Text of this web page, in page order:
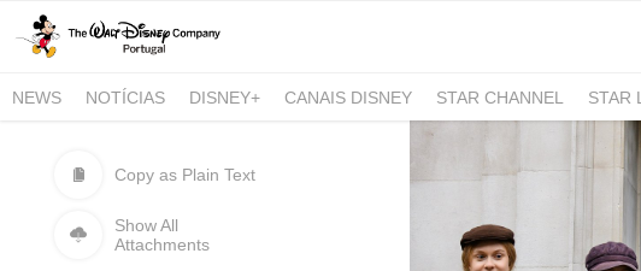
NEWS NOTÍCIAS DISNEY+ CANAIS DISNEY STAR CHANNEL STAR
NATIONAL GEOGRAPHIC AND NATIONAL GEOGRAPHIC WILD
Copy as Plain Text
Show All
Attachments